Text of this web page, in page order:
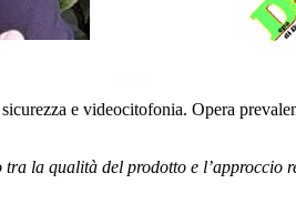
e videocitofonia. Opera
la qualità del prodotto e l’approccio